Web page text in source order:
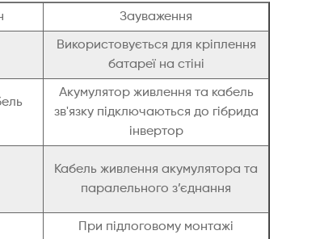
Зауваження
Використовується для кріплення
батареї на стіні
Акумулятор живлення та кабель
зв'язку підключаються до гібрида
інвертор
Кабель живлення акумулятора та
паралельного з’єднання
При підлоговому монтажі